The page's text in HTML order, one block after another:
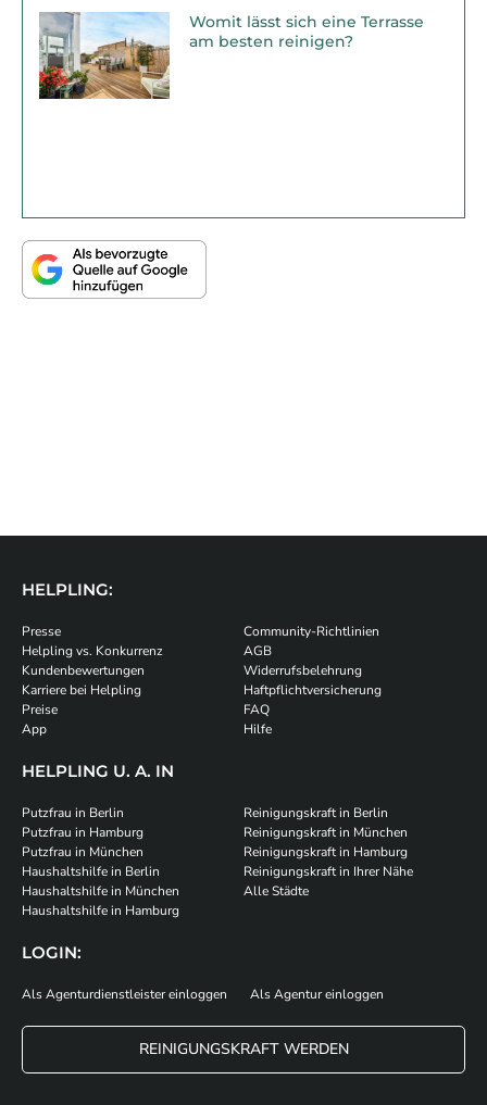
Womit lässt sich eine Terrasse
am besten reinigen?
HELPLING:
Presse
Helpling vs. Konkurrenz
Kundenbewertungen
Karriere bei Helpling
Preise
App
Community-Richtlinien
AGB
Widerrufsbelehrung
Haftpflichtversicherung
FAQ
Hilfe
HELPLING U. A. IN
Putzfrau in Berlin
Putzfrau in Hamburg
Putzfrau in München
Haushaltshilfe in Berlin
Haushaltshilfe in München
Haushaltshilfe in Hamburg
Reinigungskraft in Berlin
Reinigungskraft in München
Reinigungskraft in Hamburg
Reinigungskraft in Ihrer Nähe
Alle Städte
LOGIN:
Als Agenturdienstleister einloggen Als Agentur einloggen
REINIGUNGSKRAFT WERDEN